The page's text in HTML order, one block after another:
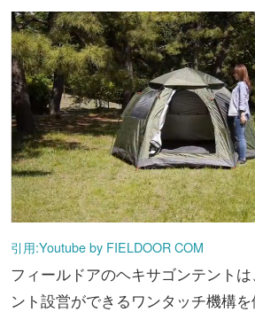
引用:Youtube by FIELDOOR COM
フィールドアのヘキサゴンテント
ント設営ができるワンタッチ機構